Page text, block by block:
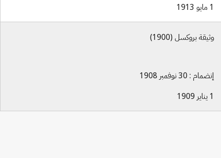
1 مايو 1913
وثيقة بروكسل (1900)
إنضمام : 30 نوفمبر 1908
1 يناير 1909